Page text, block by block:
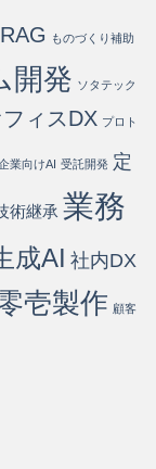
RAG ものづくり補助
開発 ソタテック
ィスDX プロト
業向けAI 受託開発 定
術継承 業務
成AI 社内DX
壱製作 顧客